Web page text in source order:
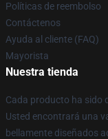
Políticas de reembolso
Contáctenos
Ayuda al cliente (FAQ)
Mayorista
Nuestra tienda
Cada producto ha sido
Usted encontrará una
bellamente diseñados